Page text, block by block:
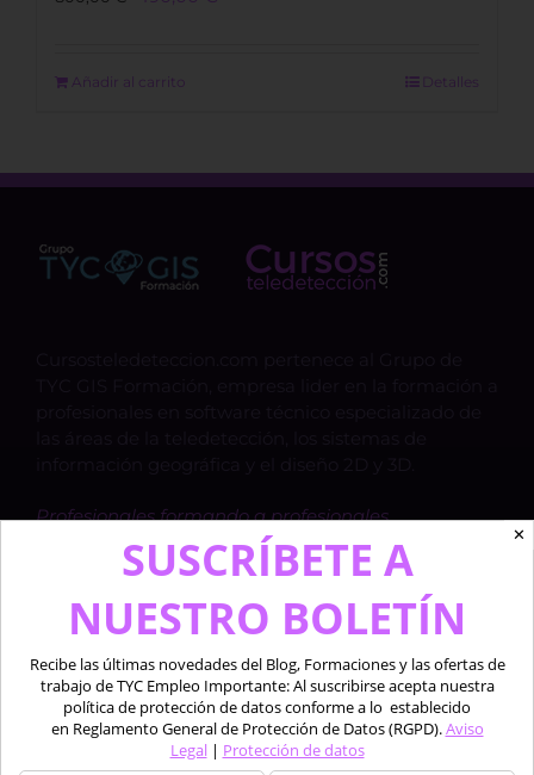
800,00 €.
Añadir al carrito Detalles
Profesionales formando a profesionales.
✕
SUSCRÍBETE A
NUESTRO BOLETÍN
Recibe las últimas novedades del Blog, Formaciones y las ofertas de
trabajo de TYC Empleo Importante: Al suscribirse acepta nuestra
política de protección de datos conforme a lo establecido
en Reglamento General de Protección de Datos (RGPD).Aviso
Legal| Protección de datos